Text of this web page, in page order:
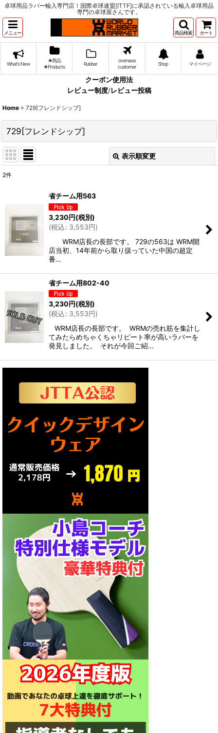
卓球用品ラバー輸入専門店！国際卓球連盟[ITTF]に承認されている輸入卓球用品
専門の卓球屋さんです。
メニュー 商品検索 カート
What's New
★商品
★Products
Rubber
overseas
customer
Shop マイページ
クーポン使用法
レビュー制度/レビュー投稿
Home > 729[フレンドシップ]
729[フレンドシップ]
表示順変更
並び順
2件
省チーム用563
3,230円(税別)
(税込: 3,553円)
WRM店長の長部です。 729の563は WRM開
店当初、14年前から取り扱っていた中国の超定
番…
省チーム用802-40
3,230円(税別)
(税込: 3,553円)
WRM店長の長部です。 WRMの売れ筋を集計し
てみたらめちゃくちゃリピート率が高いラバーを
発見しました。 それが今回ご紹…